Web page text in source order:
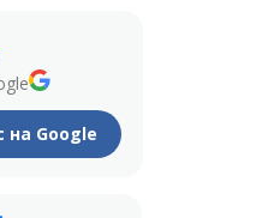
на Google